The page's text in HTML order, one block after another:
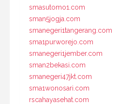
smasutomo1.com
sman5jogja.com
smanegeri1tangerang.com
sma1purworejo.com
smanegeri1jember.com
sman2bekasi.com
smanegeri47jkt.com
sma1wonosari.com
rscahayasehat.com